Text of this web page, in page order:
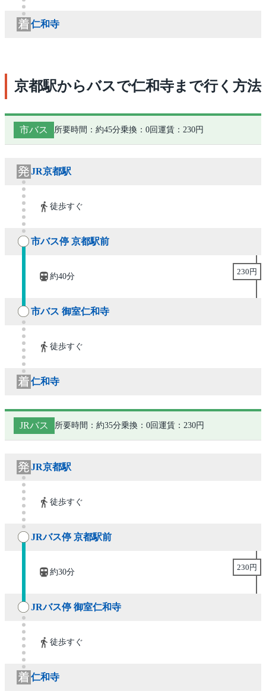
仁和寺
京都駅からバスで仁和寺まで行く方法
市バス 所要時間：約45分乗換：0回運賃：230円
JR京都駅
徒歩すぐ
市バス停 京都駅前
約40分
230円
市バス 御室仁和寺
徒歩すぐ
仁和寺
JRバス 所要時間：約35分乗換：0回運賃：230円
JR京都駅
徒歩すぐ
JRバス停 京都駅前
約30分
230円
JRバス停 御室仁和寺
徒歩すぐ
仁和寺